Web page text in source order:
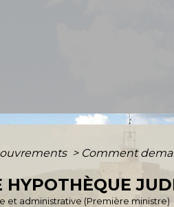
> Comment
et administrative (Première ministre)